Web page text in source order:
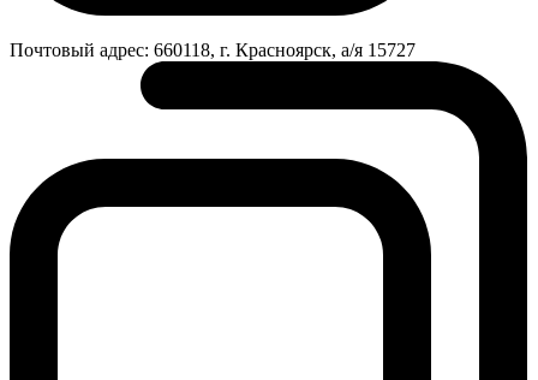
Почтовый адрес: 660118, г. Красноярск, а/я 15727